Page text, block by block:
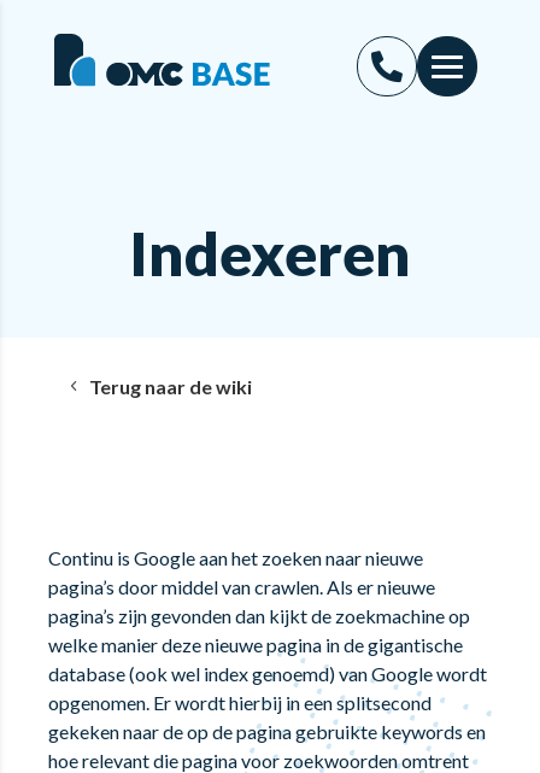
Indexeren
Terug naar de wiki
Continu is Google aan het zoeken naar nieuwe
pagina’s door middel van crawlen. Als er nieuwe
pagina’s zijn gevonden dan kijkt de zoekmachine op
welke manier deze nieuwe pagina in de gigantische
database (ook wel index genoemd) van Google wordt
opgenomen. Er wordt hierbij in een splitsecond
gekeken naar de op de pagina gebruikte keywords en
hoe relevant die pagina voor zoekwoorden omtrent